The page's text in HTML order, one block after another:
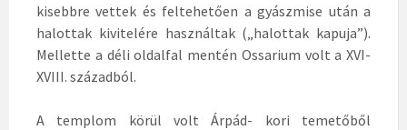
kisebbre vettek és feltehetően a gyászmise után a
halottak kivitelére használtak („halottak kapuja”).
Mellette a déli oldalfal mentén Ossarium volt a XVI-
XVIII. századból.
A templom körül volt Árpád- kori temetőből